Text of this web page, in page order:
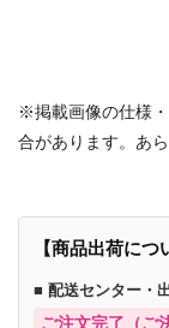
※掲載画像の仕様
合があります。あ
【商品出荷につ
■ 配送センター・
ご注文完了（ご